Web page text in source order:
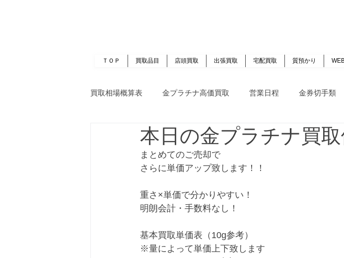
ＴＯＰ 買取品目 店頭買取 出張買取 宅配買取 質預かり
買取相場概算表 金プラチナ高価買取 営業日程 金券切手類
本日の金プラチナ買
まとめてのご売却で
さらに単価アップ致します！！
重さ×単価で分かりやすい！
明朗会計・手数料なし！
基本買取単価表（10g参考）
※量によって単価上下致します